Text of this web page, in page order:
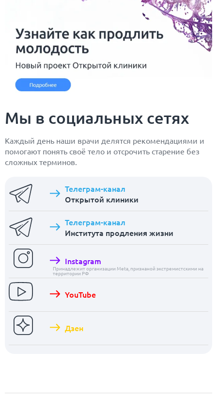
Мы в социальных сетях
Каждый день наши врачи делятся рекомендациями и
помогают понять своё тело и отсрочить старение без
сложных терминов.
Телеграм-канал
Открытой клиники
Телеграм-канал
Института продления жизни
Instagram
Принадлежит организации Meta, признаной экстремистскими на
территории РФ
YouTube
Дзен